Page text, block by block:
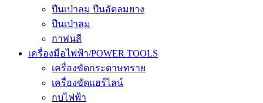
ปืนเป่าลม ปืนอัดลมยาง
ปืนเป่าลม
กาพ่นสี
เครื่องมือไฟฟ้า/POWER TOOLS
เครื่องขัดกระดาษทราย
เครื่องขัดแฮร์ไลน์
กบไฟฟ้า